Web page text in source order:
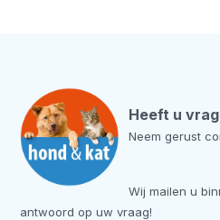
Heeft u
Neem gerust
Wij mailen u
antwoord op uw vraag!